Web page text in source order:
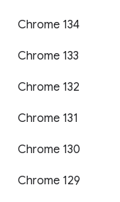
Chrome 134
Chrome 133
Chrome 132
Chrome 131
Chrome 130
Chrome 129